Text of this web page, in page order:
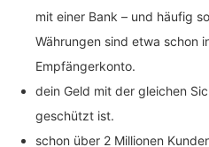
mit einer Bank – und häufig
Währungen sind etwa schon
Empfängerkonto.
dein Geld mit der gleichen
geschützt ist.
schon über 2 Millionen